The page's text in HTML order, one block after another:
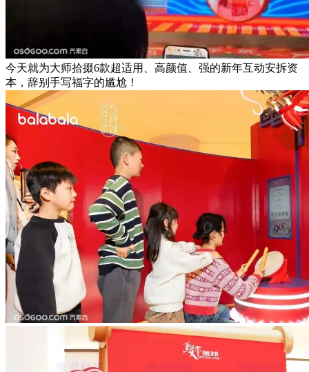
今天就为大师拾掇6款超适用、高颜值、强的新年互动安拆资
本，辞别手写福字的尴尬！